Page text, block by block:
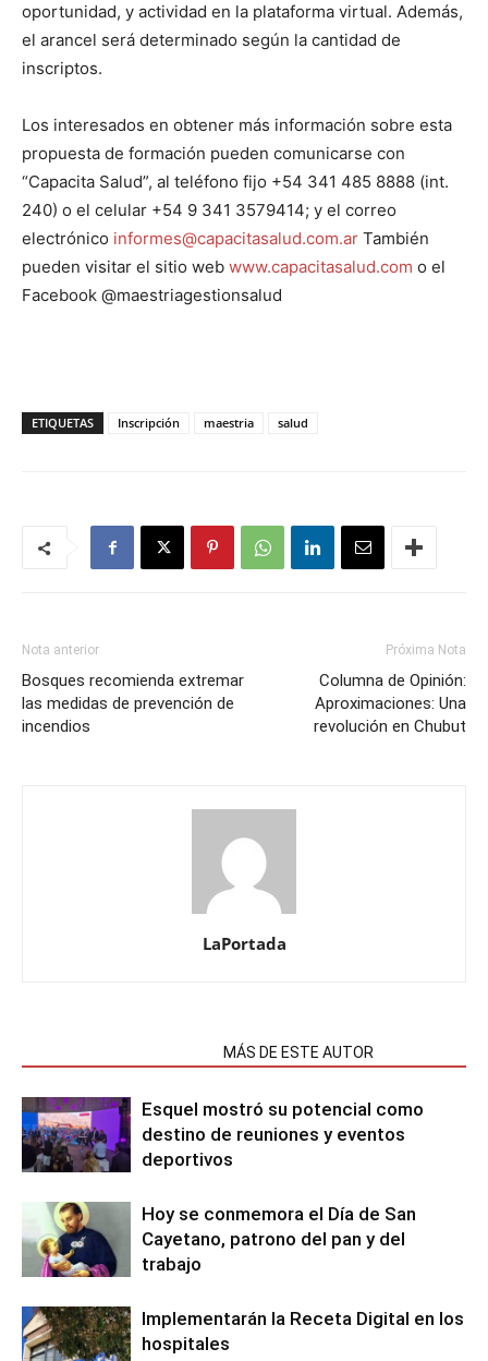
oportunidad, y actividad en la plataforma virtual. Además,
el arancel será determinado según la cantidad de
inscriptos.
Los interesados en obtener más información sobre esta
propuesta de formación pueden comunicarse con
“Capacita Salud”, al teléfono fijo +54 341 485 8888 (int.
240) o el celular +54 9 341 3579414; y el correo
electrónico informes@capacitasalud.com.ar También
pueden visitar el sitio web www.capacitasalud.com o el
Facebook @maestriagestionsalud
ETIQUETAS Inscripción maestria salud
Nota anterior
Bosques recomienda extremar
las medidas de prevención de
incendios
Próxima Nota
Columna de Opinión:
Aproximaciones: Una
revolución en Chubut
LaPortada
MÁS DE ESTE AUTOR
Esquel mostró su potencial como
destino de reuniones y eventos
deportivos
Hoy se conmemora el Día de San
Cayetano, patrono del pan y del
trabajo
Implementarán la Receta Digital en los
hospitales